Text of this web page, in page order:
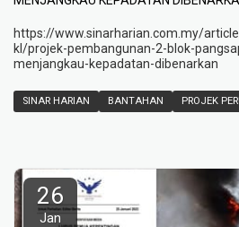
https://www.sinarharian.com.my/
kl/projek-pembangunan-2-blok-
menjangkau-kepadatan-dibenarkan
SINAR HARIAN BANTAHAN PROJEK
26
Jan